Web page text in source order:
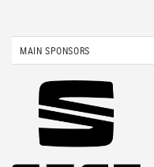
MAIN SPONSORS